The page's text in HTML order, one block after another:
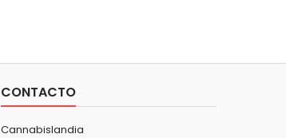
CONTACTO
Cannabislandia